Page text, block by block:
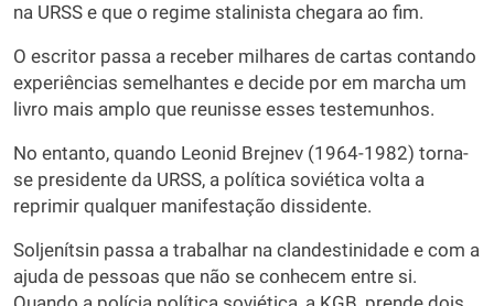
na URSS e que o regime stalinista chegara ao fim.
O escritor passa a receber milhares de cartas contando
experiências semelhantes e decide por em marcha um
livro mais amplo que reunisse esses testemunhos.
No entanto, quando Leonid Brejnev (1964-1982) torna-
se presidente da URSS, a política soviética volta a
reprimir qualquer manifestação dissidente.
Soljenítsin passa a trabalhar na clandestinidade e com a
ajuda de pessoas que não se conhecem entre si.